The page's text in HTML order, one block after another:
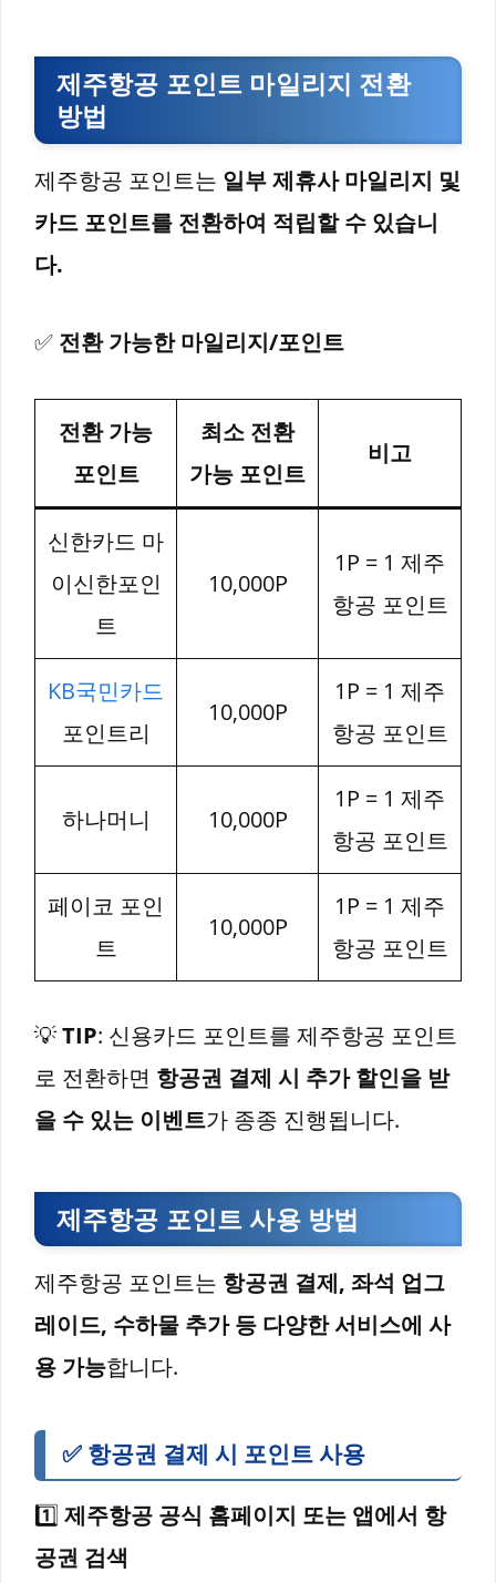
제주항공 포인트 마일리지 전환
방법
제주항공 포인트는 일부 제휴사 마일리지 및
카드 포인트를 전환하여 적립할 수 있습니
다.
✅ 전환 가능한 마일리지/포인트
전환 가능
포인트
최소 전환
가능 포인트
비고
신한카드 마
이신한포인
트
10,000P
1P = 1 제주
항공 포인트
KB국민카드
포인트리
10,000P
1P = 1 제주
항공 포인트
하나머니 10,000P
1P = 1 제주
항공 포인트
페이코 포인
트
10,000P
1P = 1 제주
항공 포인트
💡TIP: 신용카드 포인트를 제주항공 포인트
로 전환하면 항공권 결제 시 추가 할인을 받
을 수 있는 이벤트가 종종 진행됩니다.
제주항공 포인트 사용 방법
제주항공 포인트는 항공권 결제, 좌석 업그
레이드, 수하물 추가 등 다양한 서비스에 사
용 가능합니다.
✅ 항공권 결제 시 포인트 사용
1️⃣ 제주항공 공식 홈페이지 또는 앱에서 항
공권 검색